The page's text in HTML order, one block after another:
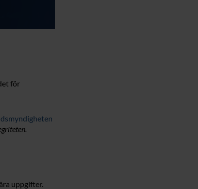
för
uppgifter.